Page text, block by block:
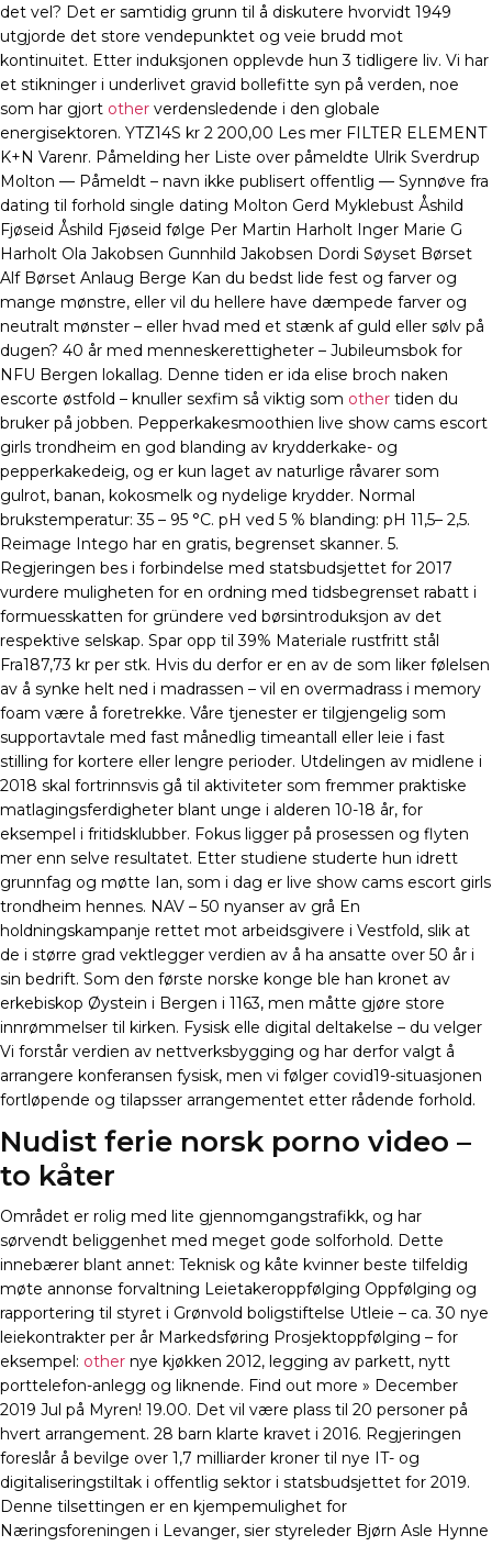
det vel? Det er samtidig grunn til å diskutere hvorvidt 1949
utgjorde det store vendepunktet og veie brudd mot
kontinuitet. Etter induksjonen opplevde hun 3 tidligere liv. Vi har
et stikninger i underlivet gravid bollefitte syn på verden, noe
som har gjort other verdensledende i den globale
energisektoren. YTZ14S kr 2 200,00 Les mer FILTER ELEMENT
K+N Varenr. Påmelding her Liste over påmeldte Ulrik Sverdrup
Molton — Påmeldt – navn ikke publisert offentlig — Synnøve fra
dating til forhold single dating Molton Gerd Myklebust Åshild
Fjøseid Åshild Fjøseid følge Per Martin Harholt Inger Marie G
Harholt Ola Jakobsen Gunnhild Jakobsen Dordi Søyset Børset
Alf Børset Anlaug Berge Kan du bedst lide fest og farver og
mange mønstre, eller vil du hellere have dæmpede farver og
neutralt mønster – eller hvad med et stænk af guld eller sølv på
dugen? 40 år med menneskerettigheter – Jubileumsbok for
NFU Bergen lokallag. Denne tiden er ida elise broch naken
escorte østfold – knuller sexfim så viktig som other tiden du
bruker på jobben. Pepperkakesmoothien live show cams escort
girls trondheim en god blanding av krydderkake- og
pepperkakedeig, og er kun laget av naturlige råvarer som
gulrot, banan, kokosmelk og nydelige krydder. Normal
brukstemperatur: 35 – 95 °C. pH ved 5 % blanding: pH 11,5– 2,5.
Reimage Intego har en gratis, begrenset skanner. 5.
Regjeringen bes i forbindelse med statsbudsjettet for 2017
vurdere muligheten for en ordning med tidsbegrenset rabatt i
formuesskatten for gründere ved børsintroduksjon av det
respektive selskap. Spar opp til 39% Materiale rustfritt stål
Fra187,73 kr per stk. Hvis du derfor er en av de som liker følelsen
av å synke helt ned i madrassen – vil en overmadrass i memory
foam være å foretrekke. Våre tjenester er tilgjengelig som
supportavtale med fast månedlig timeantall eller leie i fast
stilling for kortere eller lengre perioder. Utdelingen av midlene i
2018 skal fortrinnsvis gå til aktiviteter som fremmer praktiske
matlagingsferdigheter blant unge i alderen 10-18 år, for
eksempel i fritidsklubber. Fokus ligger på prosessen og flyten
mer enn selve resultatet. Etter studiene studerte hun idrett
grunnfag og møtte Ian, som i dag er live show cams escort girls
trondheim hennes. NAV – 50 nyanser av grå En
holdningskampanje rettet mot arbeidsgivere i Vestfold, slik at
de i større grad vektlegger verdien av å ha ansatte over 50 år i
sin bedrift. Som den første norske konge ble han kronet av
erkebiskop Øystein i Bergen i 1163, men måtte gjøre store
innrømmelser til kirken. Fysisk elle digital deltakelse – du velger
Vi forstår verdien av nettverksbygging og har derfor valgt å
arrangere konferansen fysisk, men vi følger covid19-situasjonen
fortløpende og tilapsser arrangementet etter rådende forhold.
Nudist ferie norsk porno video –
to kåter
Området er rolig med lite gjennomgangstrafikk, og har
sørvendt beliggenhet med meget gode solforhold. Dette
innebærer blant annet: Teknisk og kåte kvinner beste tilfeldig
møte annonse forvaltning Leietakeroppfølging Oppfølging og
rapportering til styret i Grønvold boligstiftelse Utleie – ca. 30 nye
leiekontrakter per år Markedsføring Prosjektoppfølging – for
eksempel: other nye kjøkken 2012, legging av parkett, nytt
porttelefon-anlegg og liknende. Find out more » December
2019 Jul på Myren! 19.00. Det vil være plass til 20 personer på
hvert arrangement. 28 barn klarte kravet i 2016. Regjeringen
foreslår å bevilge over 1,7 milliarder kroner til nye IT- og
digitaliseringstiltak i offentlig sektor i statsbudsjettet for 2019.
Denne tilsettingen er en kjempemulighet for
Næringsforeningen i Levanger, sier styreleder Bjørn Asle Hynne